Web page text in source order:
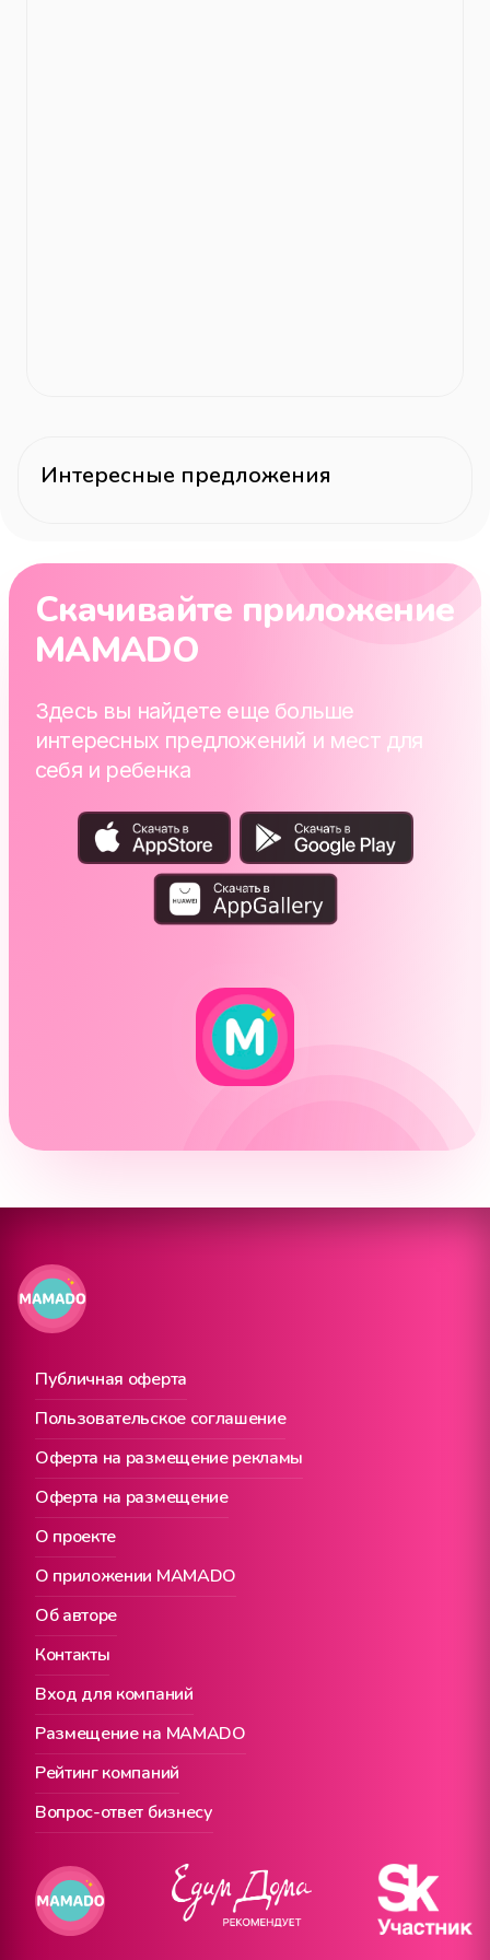
Интересные предложения
Скачивайте приложение
MAMADO
Здесь вы найдете еще больше
интересных предложений и мест для
себя и ребенка
Публичная оферта
О проекте
Вход для компаний
Пользовательское соглашение
О приложении MAMADO
Размещение на MAMADO
Оферта на размещение рекламы
Об авторе
Рейтинг компаний
Оферта на размещение
Контакты
Вопрос-ответ бизнесу